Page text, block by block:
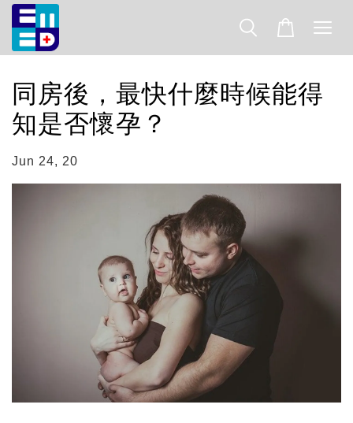
同房後，最快什麼時候能得
知是否懷孕？
Jun 24, 20